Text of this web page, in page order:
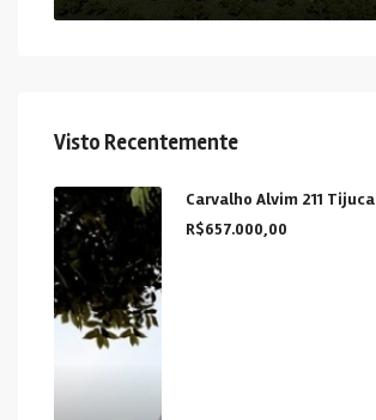
Visto Recentemente
Carvalho Alvim 211 Tijuca
R$657.000,00